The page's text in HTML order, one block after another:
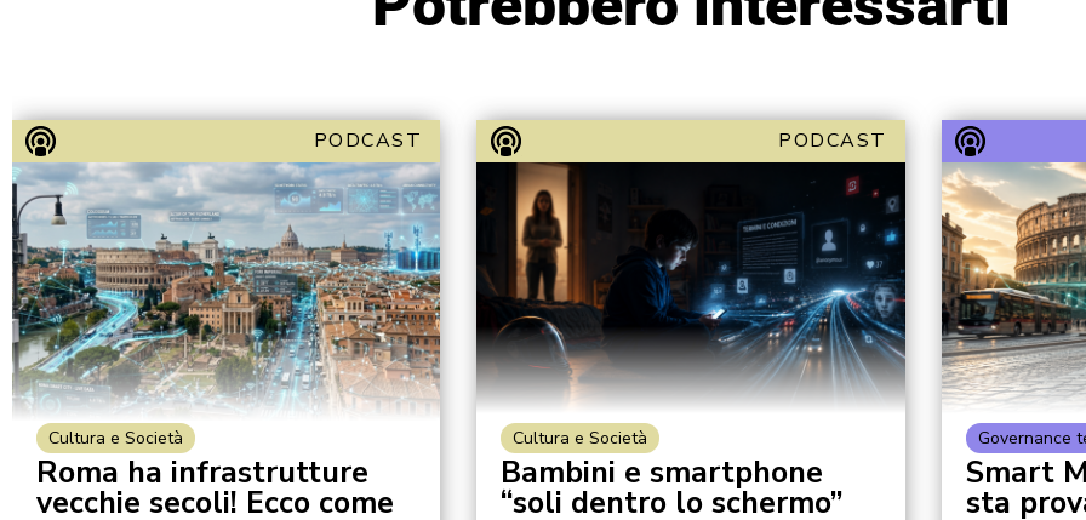
PODCAST
Cultura e Società
Roma ha infrastrutture
vecchie secoli! Ecco come
PODCAST
Cultura e Società
Bambini e smartphone
“soli dentro lo schermo”
Governance
Smart
sta